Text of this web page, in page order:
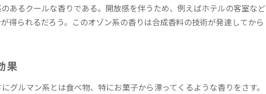
あるクールな香りである。開放感を伴うため、例えばホテルの客室など
得られるだろう。このオゾン系の香りは合成香料の技術が発達してから
果
グルマン系とは食べ物、特にお菓子から漂ってくるような香りをさす。